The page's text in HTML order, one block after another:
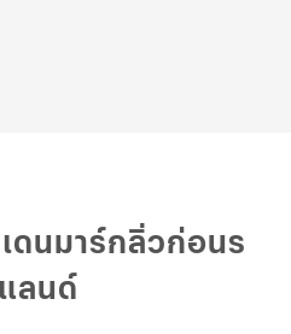
ดนมาร์กลิ่วก่อนร
ลนด์